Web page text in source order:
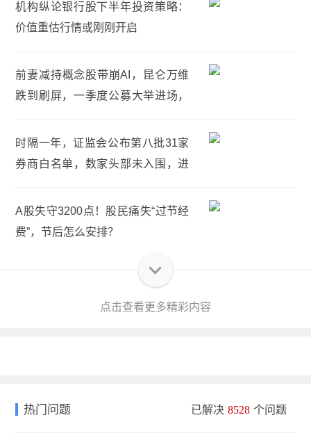
机构纵论银行股下半年投资策略：
价值重估行情或刚刚开启
前妻减持概念股带崩AI，昆仑万维
跌到刷屏，一季度公募大举进场，
时隔一年，证监会公布第八批31家
券商白名单，数家头部未入围，进
A股失守3200点！股民痛失“过节经
费”，节后怎么安排？
点击查看更多精彩内容
热门问题 已解决 8528 个问题